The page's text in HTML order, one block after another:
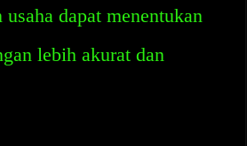
usaha dapat menentukan
lebih akurat dan